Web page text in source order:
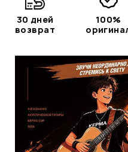
30 дней
возврат
100%